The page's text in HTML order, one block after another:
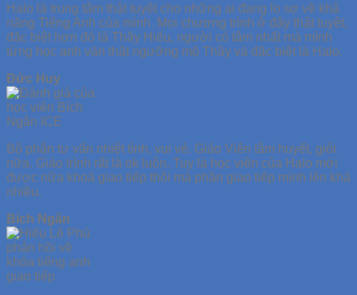
Halo là trung tâm thật tuyệt cho những ai đang lo sợ về khả
năng Tiếng Anh của mình. Mọi chương trình ở đây thật tuyệt,
đặc biệt hơn đó là Thầy Hiếu, người có tâm nhất mà mình
từng học anh văn thật ngưỡng mộ Thầy và đặc biệt là Halo.
Đức Huy
Bộ phận tư vấn nhiệt tình, vui vẻ. Giáo Viên tâm huyết, giỏi
nữa. Giáo trình rất là ok luôn. Tuy là học viên của Halo mới
được nữa khoá giao tiếp thôi mà phần giao tiếp mình lên khá
nhiều.
Bích Ngân